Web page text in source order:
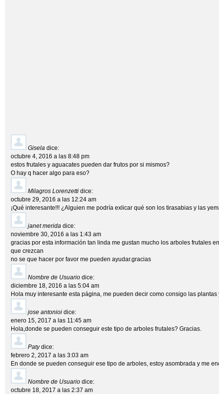
Gisela dice:
octubre 4, 2016 a las 8:48 pm
estos frutales y aguacates pueden dar frutos por si mismos?
O hay q hacer algo para eso?
Milagros Lorenzetti dice:
octubre 29, 2016 a las 12:24 am
¡Qué interesante!!! ¿Alguien me podría exlicar qué son los tirasabias y las
janet merida dice:
noviembre 30, 2016 a las 1:43 am
gracias por esta información tan linda me gustan mucho los arboles frutales
que crezcan
no se que hacer por favor me pueden ayudar.gracias
Nombre de Usuario dice:
diciembre 18, 2016 a las 5:04 am
Hola muy interesante esta página, me pueden decir como consigo las
jose antonioi dice:
enero 15, 2017 a las 11:45 am
Hola,donde se pueden conseguir este tipo de arboles frutales? Gracias.
Paty dice:
febrero 2, 2017 a las 3:03 am
En donde se pueden conseguir ese tipo de arboles, estoy asombrada y me
Nombre de Usuario dice:
octubre 18, 2017 a las 2:37 am